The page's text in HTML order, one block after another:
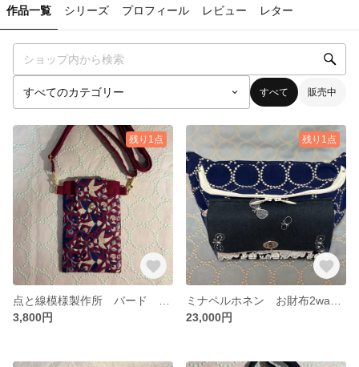
作品一覧 シリーズ プロフィール レビュー レター
すべて 販売中
残り1点
3,800円
残り1点
23,000円